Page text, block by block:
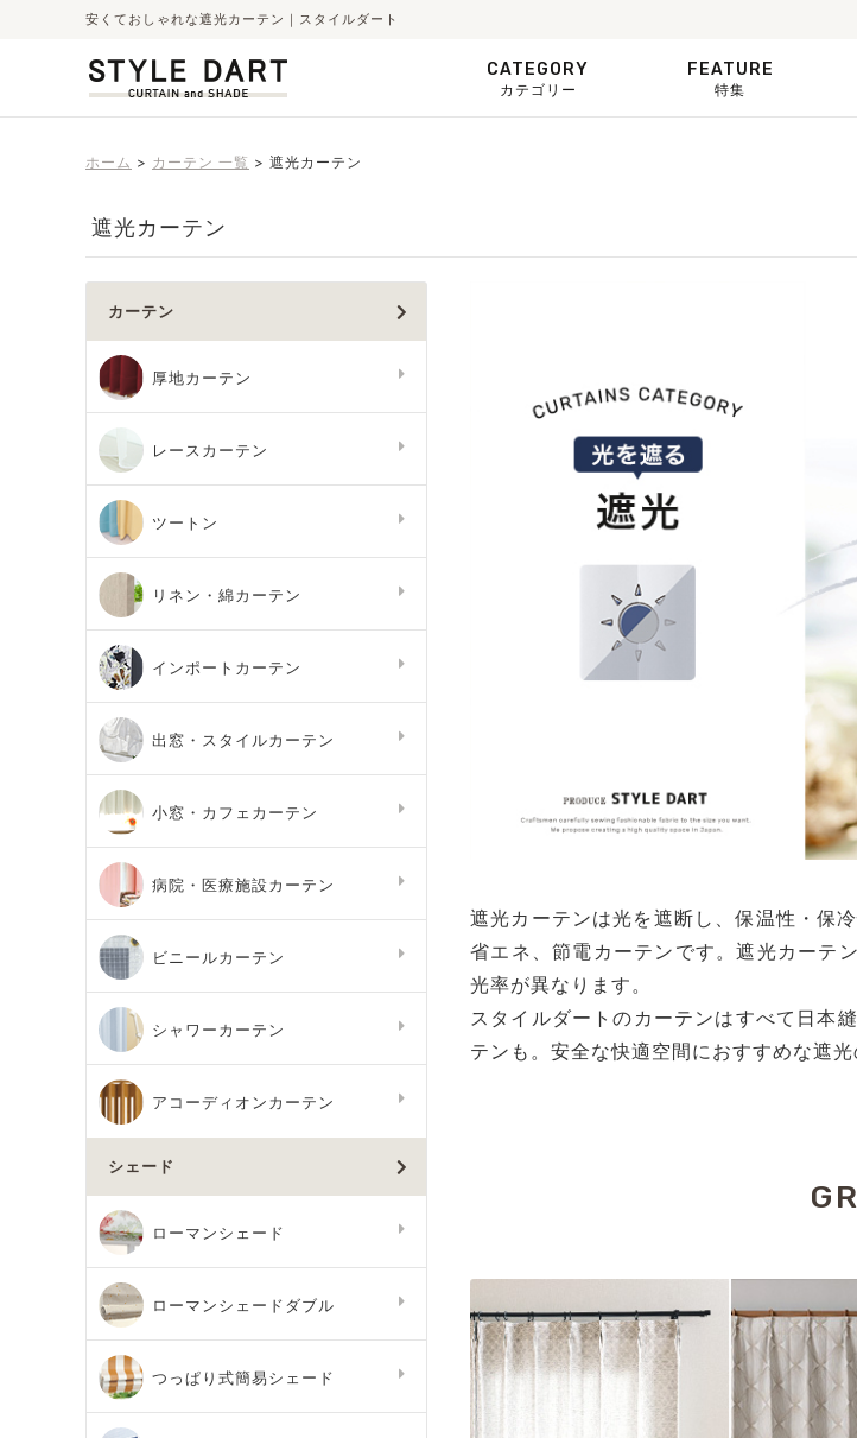
安くておしゃれな遮光カーテン｜スタイルダート
CATEGORY
カテゴリー
FEATURE
特集
ホーム カーテン 一覧 遮光カーテン
遮光カーテン
遮光カーテンは光を遮断し、保温性・保
省エネ、節電カーテンです。遮光カーテ
光率が異なります。
スタイルダートのカーテンはすべて日本
テンも。安全な快適空間におすすめな遮
カーテン
厚地カーテン
レースカーテン
ツートン
リネン・綿カーテン
インポートカーテン
出窓・スタイルカーテン
小窓・カフェカーテン
病院・医療施設カーテン
ビニールカーテン
シャワーカーテン
アコーディオンカーテン
シェード
ローマンシェード
ローマンシェードダブル
つっぱり式簡易シェード